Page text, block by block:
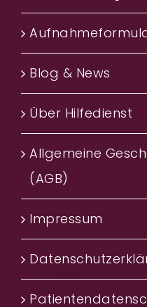
Blog & News
Über Hilfedienst
Allgemeine
(AGB)
Impressum